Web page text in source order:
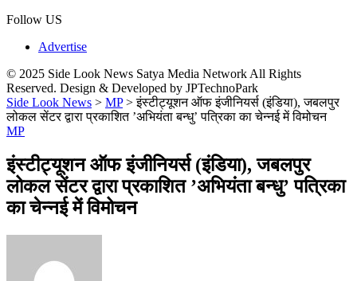
Follow US
Advertise
© 2025 Side Look News Satya Media Network All Rights
Reserved. Design & Developed by JPTechnoPark
Side Look News > MP>इंस्टीट्यूशन ऑफ इंजीनियर्स (इंडिया), जबलपुर
लोकल सेंटर द्वारा प्रकाशित ’अभियंता बन्धु’ पत्रिका का चेन्नई में विमोचन
MP
इंस्टीट्यूशन ऑफ इंजीनियर्स (इंडिया), जबलपुर
लोकल सेंटर द्वारा प्रकाशित ’अभियंता बन्धु’ पत्रिका
का चेन्नई में विमोचन